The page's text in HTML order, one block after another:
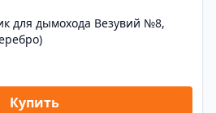
для дымохода Везувий №8,
Купить